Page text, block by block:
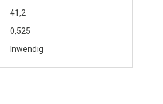
41,2
0,525
Inwendig